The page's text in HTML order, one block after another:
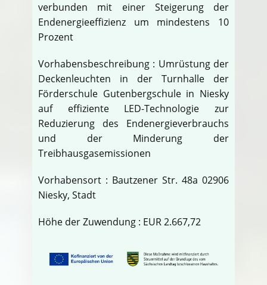
verbunden mit einer Steigerung der
Endenergieeffizienz um mindestens 10
Prozent
Vorhabensbeschreibung : Umrüstung der
Deckenleuchten in der Turnhalle der
Förderschule Gutenbergschule in Niesky
auf effiziente LED-Technologie zur
Reduzierung des Endenergieverbrauchs
und der Minderung der
Treibhausgasemissionen
Vorhabensort : Bautzener Str. 48a 02906
Niesky, Stadt
Höhe der Zuwendung : EUR 2.667,72